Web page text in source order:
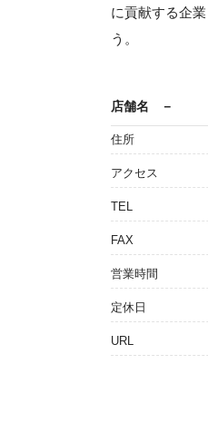
に貢献する企
う。
店舗名 －
住所
アクセス
TEL
FAX
営業時間
定休日
URL